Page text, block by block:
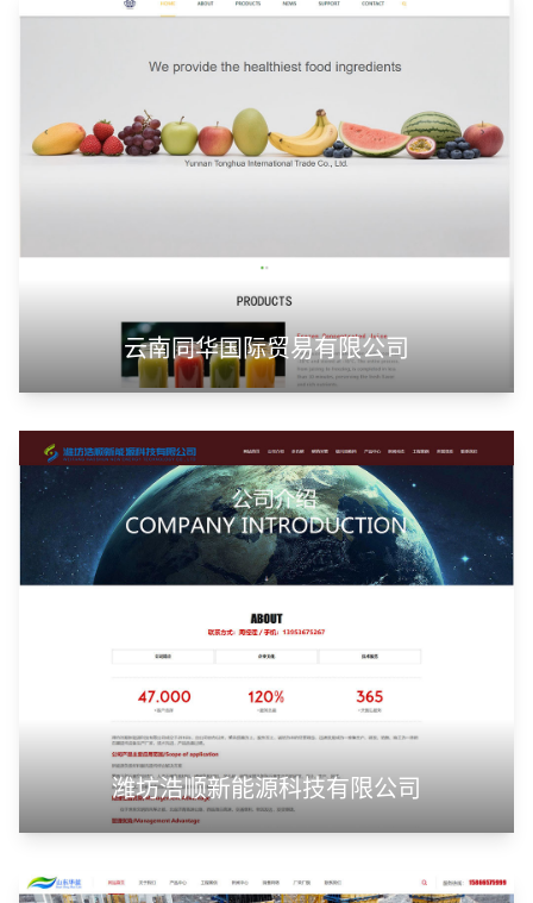
云南同华国际贸易有限公司
潍坊浩顺新能源科技有限公司